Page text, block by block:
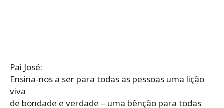
Pai José:
Ensina-nos a ser para todas as pessoas uma lição
viva
de bondade e verdade – uma bênção para todas